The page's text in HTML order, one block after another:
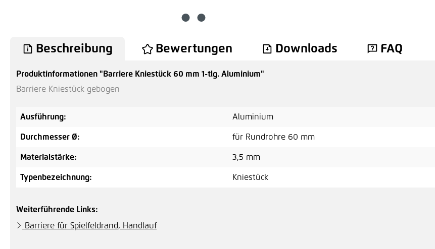
Beschreibung Bewertungen Downloads FAQ
Produktinformationen "Barriere Kniestück 60 mm 1-tlg. Aluminium"
Barriere Kniestück gebogen
Ausführung: Aluminium
Durchmesser Ø: für Rundrohre 60 mm
Materialstärke: 3,5 mm
Typenbezeichnung: Kniestück
Weiterführende Links:
Barriere für Spielfeldrand, Handlauf